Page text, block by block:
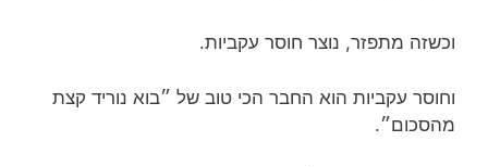
וכשזה מתפזר, נוצר חוסר עקביות.
וחוסר עקביות הוא החבר הכי טוב של ״בוא נוריד קצת
מהסכום״.